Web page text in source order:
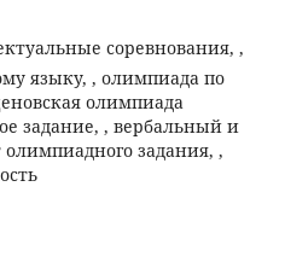
соревнования, ,
языку, , олимпиада по
олимпиада
задание, , вербальный и
задания, ,